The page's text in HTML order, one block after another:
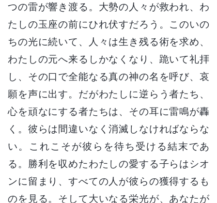
つの雷が響き渡る。大勢の人々が救われ、わ
たしの玉座の前にひれ伏すだろう。このいの
ちの光に続いて、人々は生き残る術を求め、
わたしの元へ来るしかなくなり、跪いて礼拝
し、その口で全能なる真の神の名を呼び、哀
願を声に出す。だがわたしに逆らう者たち、
心を頑なにする者たちは、その耳に雷鳴が轟
く。彼らは間違いなく消滅しなければならな
い。これこそが彼らを待ち受ける結末であ
る。勝利を収めたわたしの愛する子らはシオ
ンに留まり、すべての人が彼らの獲得するも
のを見る。そして大いなる栄光が、あなたが